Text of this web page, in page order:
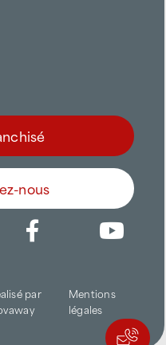
nous
par
Mentions
légales
Trouver une agence